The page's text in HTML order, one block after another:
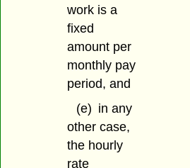
work is a
fixed
amount per
monthly pay
period, and
(e) in any
other case,
the hourly
rate